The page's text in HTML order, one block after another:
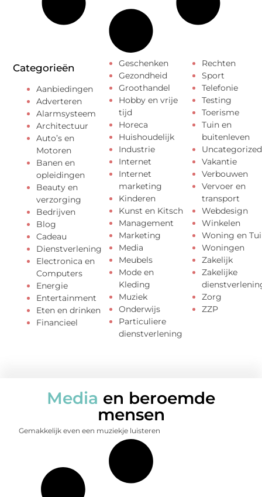
Categorieën
Aanbiedingen
Adverteren
Alarmsysteem
Architectuur
Auto’s en
Motoren
Banen en
opleidingen
Beauty en
verzorging
Bedrijven
Blog
Cadeau
Dienstverlening
Electronica en
Computers
Energie
Entertainment
Eten en drinken
Financieel
Geschenken
Gezondheid
Groothandel
Hobby en vrije
tijd
Horeca
Huishoudelijk
Industrie
Internet
Internet
marketing
Kinderen
Kunst en Kitsch
Management
Marketing
Media
Meubels
Mode en
Kleding
Muziek
Onderwijs
Particuliere
dienstverlening
Rechten
Sport
Telefonie
Testing
Toerisme
Tuin en
buitenleven
Uncategorized
Vakantie
Verbouwen
Vervoer en
transport
Webdesign
Winkelen
Woning en
Woningen
Zakelijk
Zakelijke
Zorg
ZZP
Media en beroemde
mensen
Gemakkelijk even een muziekje luisteren